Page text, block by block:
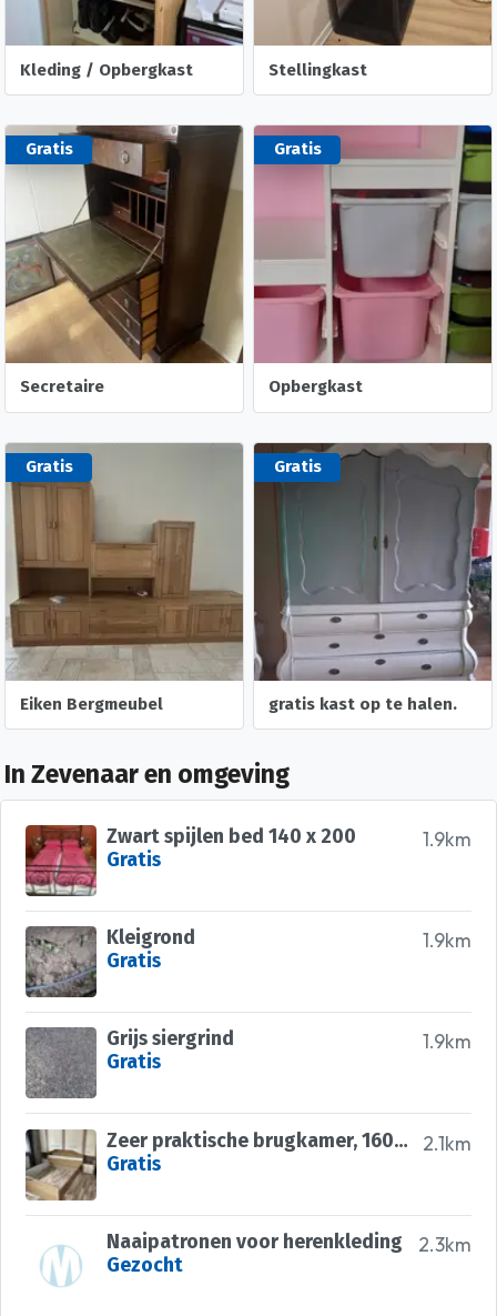
Kleding / Opbergkast Stellingkast
Gratis
Secretaire
Gratis
Opbergkast
Gratis
Eiken Bergmeubel
Gratis
gratis kast op te halen.
In Zevenaar en omgeving
1.9km
Zwart spijlen bed 140 x 200
Gratis
1.9km
Kleigrond
Gratis
1.9km
Grijs siergrind
Gratis
2.1km
Zeer praktische brugkamer, 160x200 met bovenbouw i.z.g.st
Gratis
2.3km
Naaipatronen voor herenkleding
Gezocht